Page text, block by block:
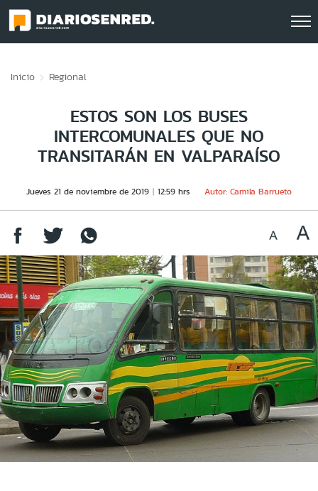
Inicio Regional
ESTOS SON LOS BUSES
INTERCOMUNALES QUE NO
TRANSITARÁN EN VALPARAÍSO
Jueves 21 de noviembre de 2019 12:59 hrs Autor: Camila Barrueto